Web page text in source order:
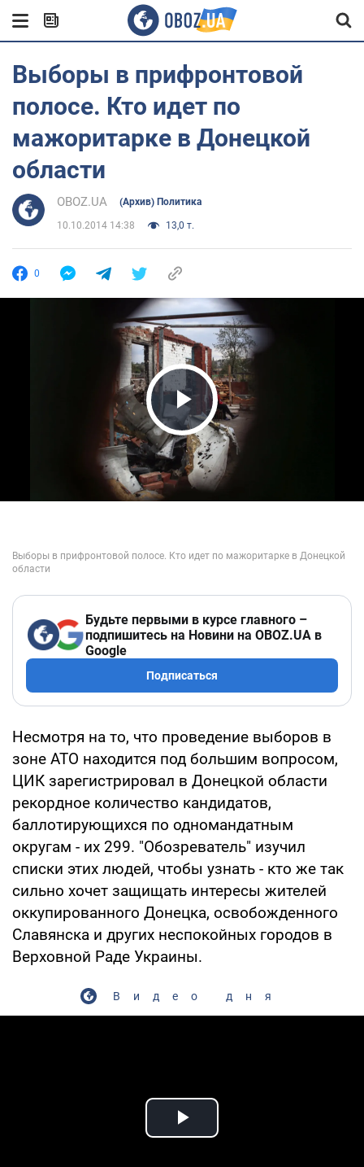
Выборы в прифронтовой
полосе. Кто идет по
мажоритарке в Донецкой
области
OBOZ.UA (Архив) Политика
10.10.2014 14:38 13,0 т.
0
Play Video
Будьте первыми в курсе главного –
подпишитесь на Новини на OBOZ.UA в
Google
Подписаться
Несмотря на то, что проведение выборов в
зоне АТО находится под большим вопросом,
ЦИК зарегистрировал в Донецкой области
рекордное количество кандидатов,
баллотирующихся по одномандатным
округам - их 299. "Обозреватель" изучил
списки этих людей, чтобы узнать - кто же так
сильно хочет защищать интересы жителей
оккупированного Донецка, освобожденного
Славянска и других неспокойных городов в
Верховной Раде Украины.
Видео дня
Play Video